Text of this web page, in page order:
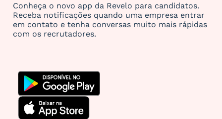
Conheça o novo app da Revelo para candidatos.
Receba notificações quando uma empresa entrar
em contato e tenha conversas muito mais rápidas
com os recrutadores.